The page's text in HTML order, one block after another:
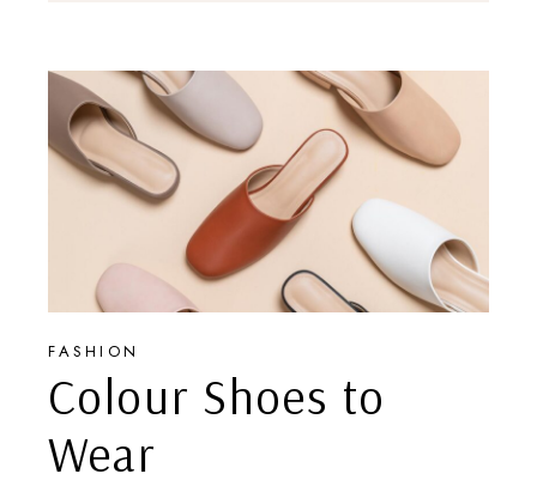
FASHION
Colour Shoes to
Wear